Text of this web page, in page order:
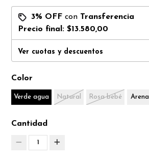
3% OFF con Transferencia
Precio final:$13.580,00
Ver cuotas y descuentos
Color
Verde agua Natural Rosa bebé Arena
Cantidad
1